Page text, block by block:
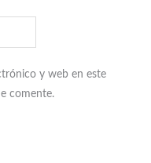
y web en este
comente.